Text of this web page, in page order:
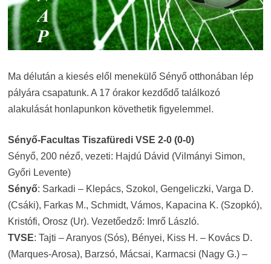
Ma délután a kiesés elől menekülő Sényő otthonában lép
pályára csapatunk. A 17 órakor kezdődő találkozó
alakulását honlapunkon követhetik figyelemmel.
Sényő-Facultas Tiszafüredi VSE 2-0 (0-0)
Sényő, 200 néző, vezeti: Hajdú Dávid (Vilmányi Simon,
Győri Levente)
Sényő: Sarkadi – Klepács, Szokol, Gengeliczki, Varga D.
(Csáki), Farkas M., Schmidt, Vámos, Kapacina K. (Szopkó),
Kristófi, Orosz (Ur). Vezetőedző: Imrő László.
TVSE: Tajti – Aranyos (Sós), Bényei, Kiss H. – Kovács D.
(Marques-Arosa), Barzsó, Mácsai, Karmacsi (Nagy G.) –